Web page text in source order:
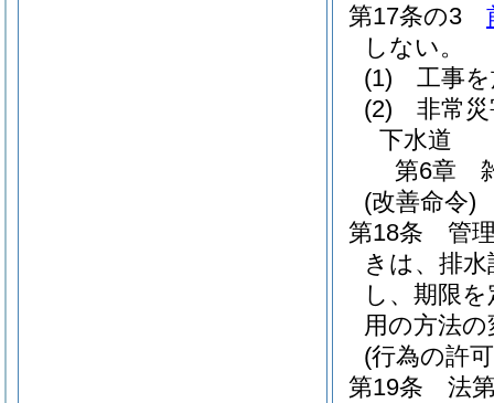
第17条の3
しない。
(1)
工事
(2)
非常
下水道
第6章
(改善命令)
第18条
管
きは、排
し、期限
用の方法
(行為の許
第19条
法